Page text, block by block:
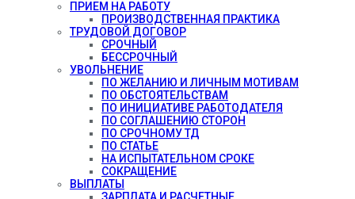
ПРИЕМ НА РАБОТУ
ПРОИЗВОДСТВЕННАЯ ПРАКТИКА
ТРУДОВОЙ ДОГОВОР
СРОЧНЫЙ
БЕССРОЧНЫЙ
УВОЛЬНЕНИЕ
ПО ЖЕЛАНИЮ И ЛИЧНЫМ МОТИВАМ
ПО ОБСТОЯТЕЛЬСТВАМ
ПО ИНИЦИАТИВЕ РАБОТОДАТЕЛЯ
ПО СОГЛАШЕНИЮ СТОРОН
ПО СРОЧНОМУ ТД
ПО СТАТЬЕ
НА ИСПЫТАТЕЛЬНОМ СРОКЕ
СОКРАЩЕНИЕ
ВЫПЛАТЫ